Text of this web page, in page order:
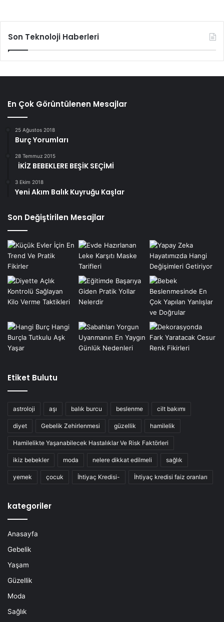
Son Teknoloji Haberleri
En Çok Görüntülenen Mesajlar
25 Ağustos 2018
Burç Yorumları
28 Temmuz 2015
İKİZ BEBEKLERE BEŞİK SEÇİMİ
3 Ekim 2018
Yeni Akım Balık Kuyruğu Kaşlar
Son Değiştirilen Mesajlar
Etiket Bulutu
astroloji aşı balık burcu beslenme cilt bakımı
diyet Gebelik Zehirlenmesi güzellik hamilelik
Hamilelikte Yaşanabilecek Hastalıklar Ve Risk Faktörleri
ikiz bebekler moda nelere dikkat edilmeli sağlık
yemek çocuk İhtiyaç Kredisi- İhtiyaç kredisi faiz oranları
kategoriler
Anasayfa
Gebelik
Yaşam
Güzellik
Moda
Sağlık